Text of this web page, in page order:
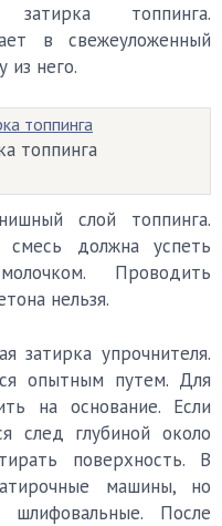
затирка топпинга.
в свежеуложенный
из него.
топпинга
слой топпинга.
смесь должна успеть
Проводить
нельзя.
затирка упрочнителя.
опытным путем. Для
на основание. Если
след глубиной около
поверхность. В
машины, но
После